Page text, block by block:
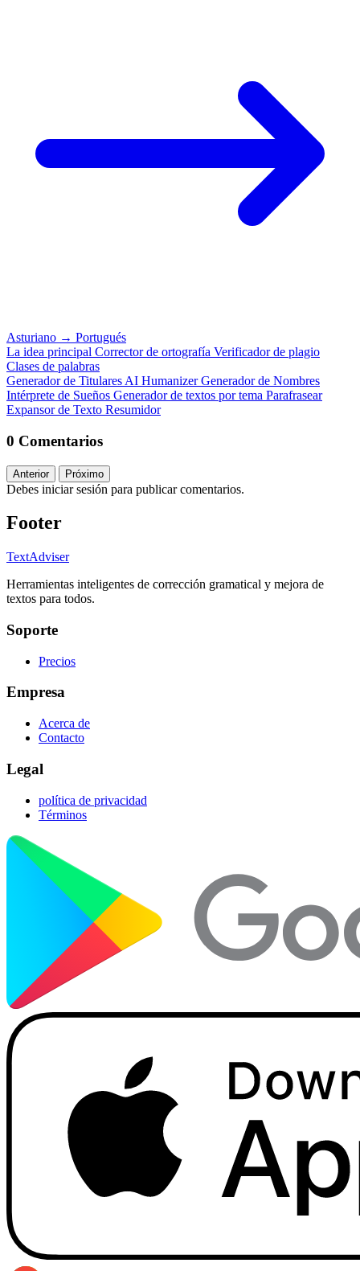
Asturiano → Portugués
La idea principal Corrector de ortografía Verificador de plagio
Clases de palabras
Generador de Titulares AI HumanizerGenerador de Nombres
Intérprete de Sueños Generador de textos por tema Parafrasear
Expansor de Texto Resumidor
0 Comentarios
Anterior Próximo
Debes iniciar sesión para publicar comentarios.
Footer
TextAdviser
Herramientas inteligentes de corrección gramatical y mejora de
textos para todos.
Soporte
Precios
Empresa
Acerca de
Contacto
Legal
política de privacidad
Términos